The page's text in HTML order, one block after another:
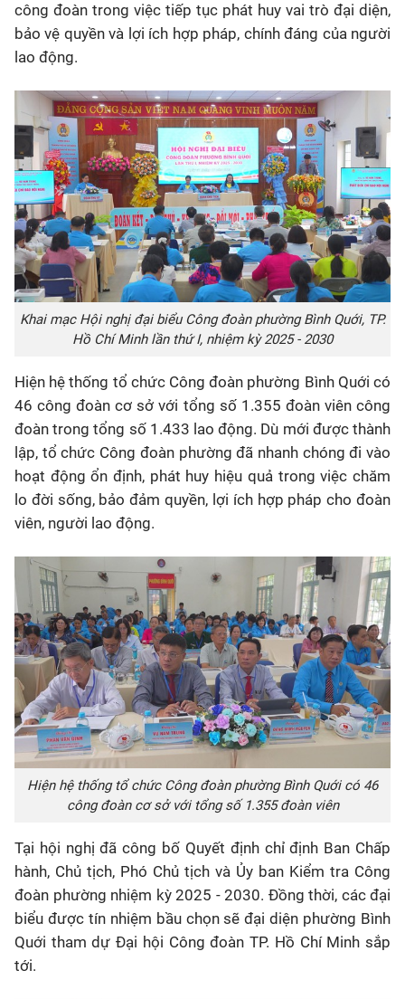
công đoàn trong việc tiếp tục phát huy vai trò đại diện,
bảo vệ quyền và lợi ích hợp pháp, chính đáng của người
lao động.
Khai mạc Hội nghị đại biểu Công đoàn phường Bình Quới, TP.
Hồ Chí Minh lần thứ I, nhiệm kỳ 2025 - 2030
Hiện hệ thống tổ chức Công đoàn phường Bình Quới có
46 công đoàn cơ sở với tổng số 1.355 đoàn viên công
đoàn trong tổng số 1.433 lao động. Dù mới được thành
lập, tổ chức Công đoàn phường đã nhanh chóng đi vào
hoạt động ổn định, phát huy hiệu quả trong việc chăm
lo đời sống, bảo đảm quyền, lợi ích hợp pháp cho đoàn
viên, người lao động.
Hiện hệ thống tổ chức Công đoàn phường Bình Quới có 46
công đoàn cơ sở với tổng số 1.355 đoàn viên
Tại hội nghị đã công bố Quyết định chỉ định Ban Chấp
hành, Chủ tịch, Phó Chủ tịch và Ủy ban Kiểm tra Công
đoàn phường nhiệm kỳ 2025 - 2030. Đồng thời, các đại
biểu được tín nhiệm bầu chọn sẽ đại diện phường Bình
Quới tham dự Đại hội Công đoàn TP. Hồ Chí Minh sắp
tới.